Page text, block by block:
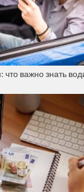
важно знать